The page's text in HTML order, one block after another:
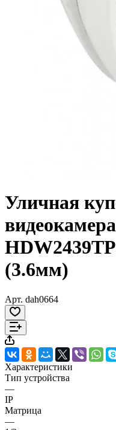
Уличная
(3.6мм)
Арт. dah0664
Характеристики
Тип устройства
—
IP
Матрица
—